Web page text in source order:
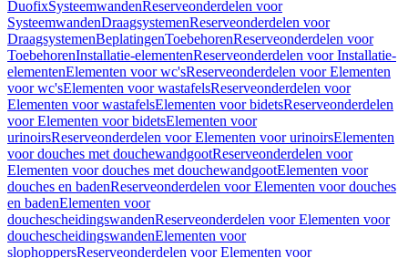
DuofixSysteemwandenReserveonderdelen voor
SysteemwandenDraagsystemenReserveonderdelen voor
DraagsystemenBeplatingenToebehorenReserveonderdelen voor
ToebehorenInstallatie-elementenReserveonderdelen voor Installatie-
elementenElementen voor wc'sReserveonderdelen voor Elementen
voor wc'sElementen voor wastafelsReserveonderdelen voor
Elementen voor wastafelsElementen voor bidetsReserveonderdelen
voor Elementen voor bidetsElementen voor
urinoirsReserveonderdelen voor Elementen voor urinoirsElementen
voor douches met douchewandgootReserveonderdelen voor
Elementen voor douches met douchewandgootElementen voor
douches en badenReserveonderdelen voor Elementen voor douches
en badenElementen voor
douchescheidingswandenReserveonderdelen voor Elementen voor
douchescheidingswandenElementen voor
slophoppersReserveonderdelen voor Elementen voor